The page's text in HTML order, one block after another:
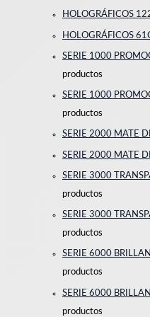
HOLOGRÁFICOS
HOLOGRÁFICOS
SERIE 1000
productos
SERIE 1000
productos
SERIE 2000 MATE
SERIE 2000 MATE
SERIE 3000
productos
SERIE 3000
productos
SERIE 6000
productos
SERIE 6000
productos